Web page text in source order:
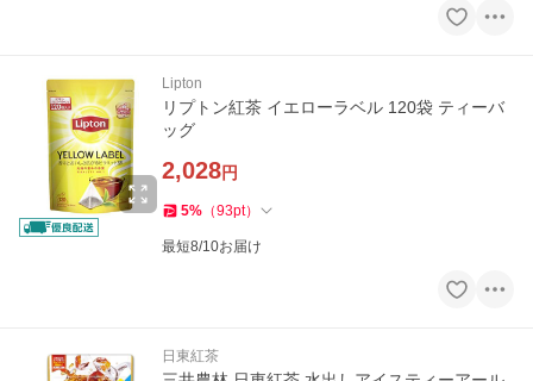
Lipton
リプトン紅茶 イエローラベル 120袋 ティーバ
ッグ
2,028円
5% （93pt）
最短8/10お届け
日東紅茶